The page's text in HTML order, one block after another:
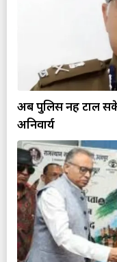
अब पुलिस नहीं टाल
अनिवार्य